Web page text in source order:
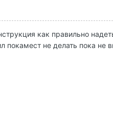
как правильно
покамест не делать пока